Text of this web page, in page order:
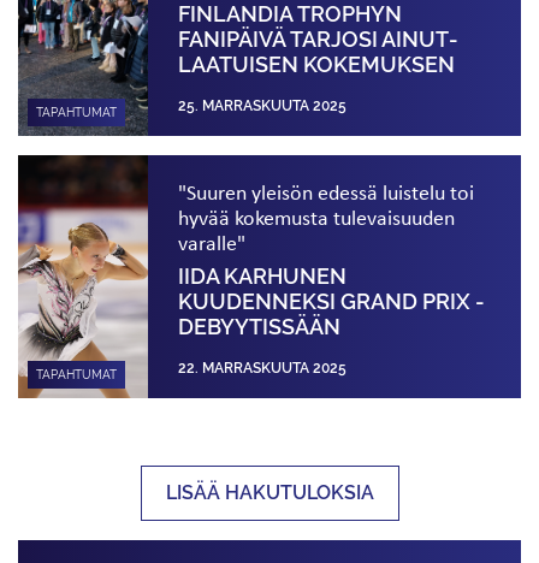
TAPAHTUMAT
FINLANDIA TROPHYN
FANIPÄIVÄ TARJOSI AINUT­
LAATUISEN KOKEMUKSEN
25. MARRASKUUTA 2025
TAPAHTUMAT
"Suuren yleisön edessä luistelu toi
hyvää kokemusta tulevaisuuden
varalle"
IIDA KARHUNEN
KUUDENNEKSI GRAND PRIX -
DEBYYTISSÄÄN
22. MARRASKUUTA 2025
LISÄÄ HAKUTULOKSIA